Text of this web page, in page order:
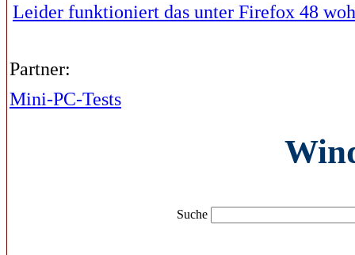
Leider funktioniert das unter Firefox 48
Partner:
Mini-PC-Tests
Suche